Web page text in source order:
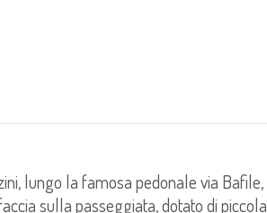
lungo la famosa pedonale via Bafile,
sulla passeggiata, dotato di piccola